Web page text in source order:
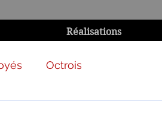
Réalisations
Octrois